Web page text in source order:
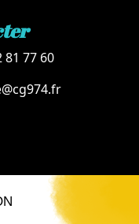
81 77 60